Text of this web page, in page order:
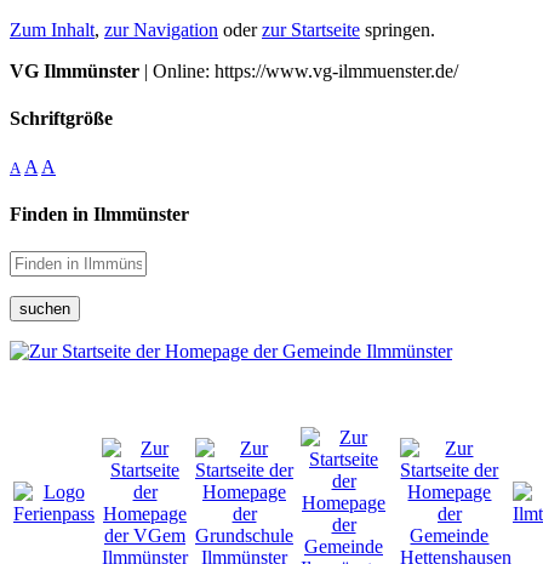
Zum Inhalt, zur Navigation oderzur Startseite springen.
VG Ilmmünster | Online: https://www.vg-ilmmuenster.de/
Schriftgröße
A A A
Finden in Ilmmünster
suchen